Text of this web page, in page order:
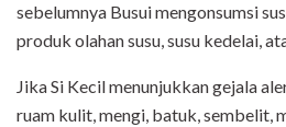
sebelumnya Busui mengonsumsi
produk olahan susu, susu kedelai,
Jika Si Kecil menunjukkan gejala
ruam kulit, mengi, batuk, sembelit,